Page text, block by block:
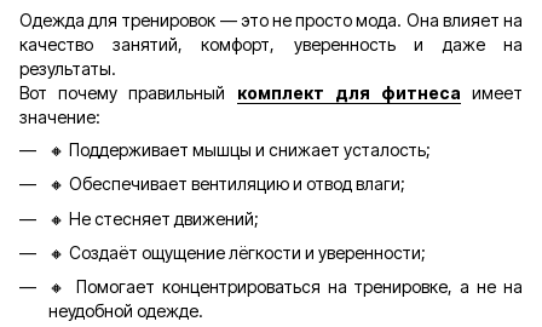
Одежда для тренировок — это не просто мода. Она влияет на
качество занятий, комфорт, уверенность и даже на
результаты.
Вот почему правильный комплект для фитнеса имеет
значение:
🔸 Поддерживает мышцы и снижает усталость;
🔸 Обеспечивает вентиляцию и отвод влаги;
🔸 Не стесняет движений;
🔸 Создаёт ощущение лёгкости и уверенности;
🔸 Помогает концентрироваться на тренировке, а не на
неудобной одежде.